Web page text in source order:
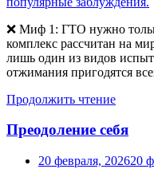
❌ Миф 1: ГТО нужно
комплекс рассчитан на
лишь один из видов
отжимания пригодятся
Продолжить чтение
Преодоление себя
20 февраля, 202620